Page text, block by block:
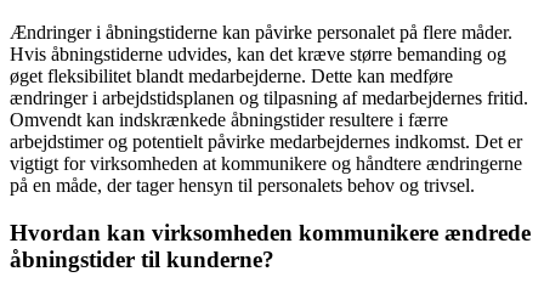
Ændringer i åbningstiderne kan påvirke personalet på flere måder.
Hvis åbningstiderne udvides, kan det kræve større bemanding og
øget fleksibilitet blandt medarbejderne. Dette kan medføre
ændringer i arbejdstidsplanen og tilpasning af medarbejdernes fritid.
Omvendt kan indskrænkede åbningstider resultere i færre
arbejdstimer og potentielt påvirke medarbejdernes indkomst. Det er
vigtigt for virksomheden at kommunikere og håndtere ændringerne
på en måde, der tager hensyn til personalets behov og trivsel.
Hvordan kan virksomheden kommunikere ændrede
åbningstider til kunderne?